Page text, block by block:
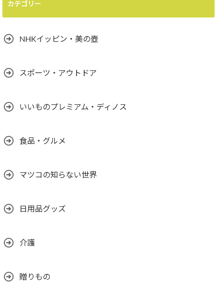
カテゴリー
NHKイッピン・美の壺
スポーツ・アウトドア
いいものプレミアム・ディノス
食品・グルメ
マツコの知らない世界
日用品グッズ
介護
贈りもの